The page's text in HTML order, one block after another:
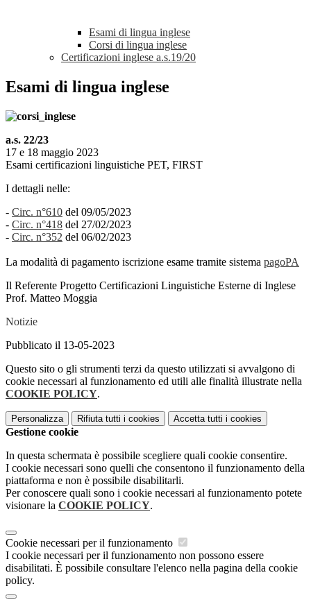
Esami di lingua inglese
Corsi di lingua inglese
Certificazioni inglese a.s.19/20
Esami di lingua inglese
a.s. 22/23
17 e 18 maggio 2023
Esami certificazioni linguistiche PET, FIRST
I dettagli nelle:
- Circ. n°610 del 09/05/2023
- Circ. n°418 del 27/02/2023
- Circ. n°352 del 06/02/2023
La modalità di pagamento iscrizione esame tramite sistema pagoPA
Il Referente Progetto Certificazioni Linguistiche Esterne di Inglese
Prof. Matteo Moggia
Notizie
Pubblicato il 13-05-2023
Questo sito o gli strumenti terzi da questo utilizzati si avvalgono di
cookie necessari al funzionamento ed utili alle finalità illustrate nella
COOKIE POLICY.
Personalizza Rifiuta tutti i cookies Accetta tutti i cookies
Gestione cookie
In questa schermata è possibile scegliere quali cookie consentire.
I cookie necessari sono quelli che consentono il funzionamento della
piattaforma e non è possibile disabilitarli.
Per conoscere quali sono i cookie necessari al funzionamento potete
visionare la COOKIE POLICY.
Cookie necessari per il funzionamento
I cookie necessari per il funzionamento non possono essere
disabilitati. È possibile consultare l'elenco nella pagina della cookie
policy.